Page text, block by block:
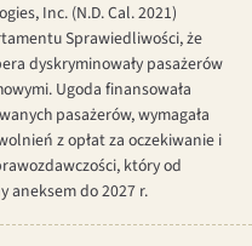
Inc.(N.D. Cal. 2021)
Sprawiedliwości, że
dyskryminowały pasażerów
Ugoda finansowała
pasażerów, wymagała
z opłat za oczekiwanie i
który od
aneksem do 2027 r.